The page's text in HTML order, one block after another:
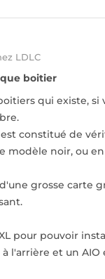
LDLC
boitier
qui existe, si
constitué de
modèle noir, ou
grosse carte
pour pouvoir
à l'arrière et un